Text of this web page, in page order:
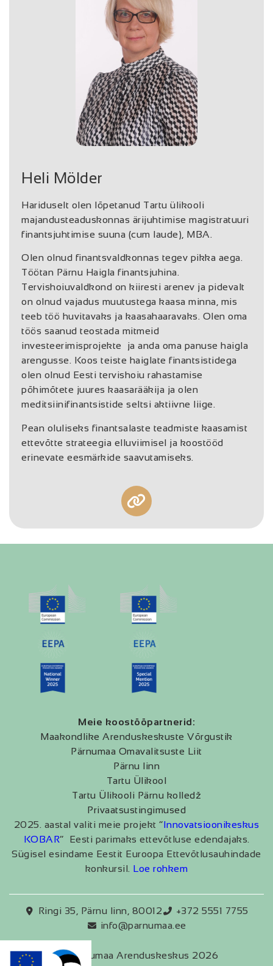
Heli Mölder
Hariduselt olen lõpetanud Tartu ülikooli
majandusteaduskonnas ärijuhtimise magistratuuri
finantsjuhtimise suuna (cum laude), MBA.
Olen olnud finantsvaldkonnas tegev pikka aega.
Töötan Pärnu Haigla finantsjuhina.
Tervishoiuvaldkond on kiiresti arenev ja pidevalt
on olnud vajadus muutustega kaasa minna, mis
teeb töö huvitavaks ja kaasahaaravaks. Olen oma
töös saanud teostada mitmeid
investeerimisprojekte ja anda oma panuse haigla
arengusse. Koos teiste haiglate finantsistidega
olen olnud Eesti tervishoiu rahastamise
põhimõtete juures kaasarääkija ja olen
meditsiinifinantsistide seltsi aktiivne liige.
Pean oluliseks finantsalaste teadmiste kaasamist
ettevõtte strateegia elluviimisel ja koostööd
erinevate eesmärkide saavutamiseks.
Meie koostööpartnerid:
Maakondlike Arenduskeskuste Võrgustik
Pärnumaa Omavalitsuste Liit
Pärnu linn
Tartu Ülikool
Tartu Ülikooli Pärnu kolledž
Privaatsustingimused
2025. aastal valiti meie projekt “Innovatsioonikeskus
KOBAR” Eesti parimaks ettevõtluse edendajaks.
Sügisel esindame Eestit Euroopa Ettevõtlusauhindade
konkursil. Loe rohkem
Ringi 35, Pärnu linn, 80012
+372 5551 7755
info@parnumaa.ee
Pärnumaa Arenduskeskus 2026